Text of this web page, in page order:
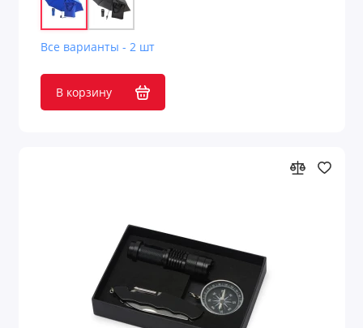
Все варианты - 2 шт
В корзину